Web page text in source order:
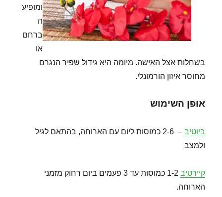
ומופיע
ה
ברחם
או
בשחלות אצל האישה. מיומה היא גידול שפיר הנגרם
מחוסר איזון הורמונלי.
אופן השימוש
ביוטיב
– 2-6 כמוסות ליום עם הארוחה, בהתאם לגיל
ולמצב
קיירטיב
1-2 כמוסות עד 3 פעמים ביום רחוק מזמני
הארוחה.